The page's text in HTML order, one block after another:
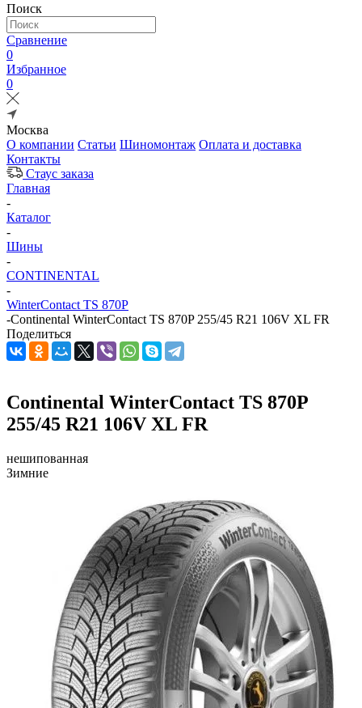
Поиск
Сравнение
0
Избранное
0
Москва
О компании Статьи Шиномонтаж Оплата и доставка
Контакты
Стаус заказа
Главная
-
Каталог
-
Шины
-
CONTINENTAL
-
WinterContact TS 870P
-Continental WinterContact TS 870P 255/45 R21 106V XL FR
Поделиться
Continental WinterContact TS 870P
255/45 R21 106V XL FR
нешипованная
Зимние